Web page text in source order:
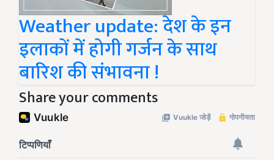
Weather update: देश के इन
इलाकों में होगी गर्जन के साथ
बारिश की संभावना !
Share your comments